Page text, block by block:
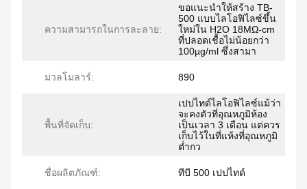
ความสามารถในการละลาย:
ขอแนะนำให้สร้าง TB-
500 แบบไลโอฟิไลซ์ขึ้น
ใหม่ใน H2O 18MΩ-cm
ที่ปลอดเชื้อไม่น้อยกว่า
100µg/ml ซึ่งสามา
มวลโมลาร์: 890
พื้นที่จัดเก็บ:
เปปไทด์ไลโอฟิไลซ์แม้ว่า
จะคงตัวที่อุณหภูมิห้อง
เป็นเวลา 3 เดือน แต่ควร
เก็บไว้ในที่แห้งที่อุณหภูมิ
ต่ำกว
ชื่อผลิตภัณฑ์: ทีบี 500 เปปไทด์